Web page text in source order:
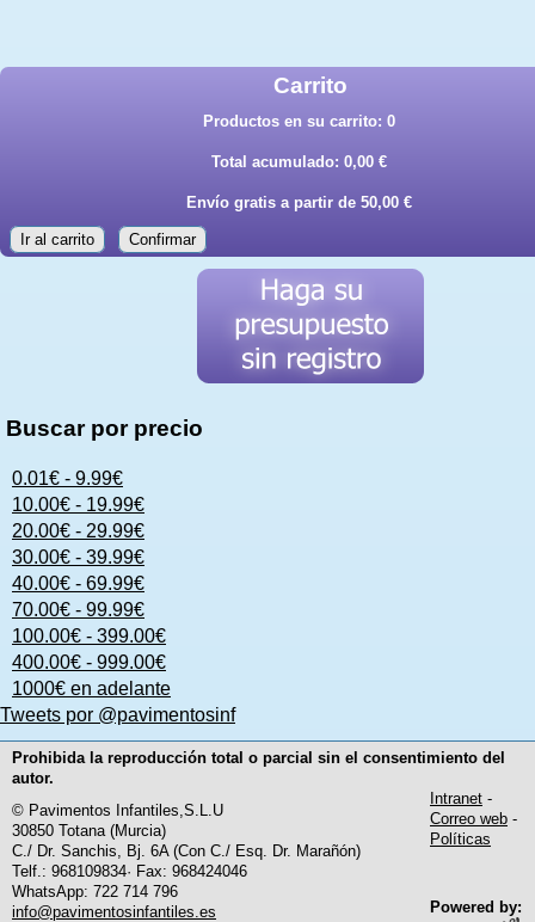
Carrito
Productos en su carrito: 0
Total acumulado: 0,00 €
Envío gratis a partir de 50,00 €
Ir al carrito Confirmar
Buscar por precio
0.01€ - 9.99€
10.00€ - 19.99€
20.00€ - 29.99€
30.00€ - 39.99€
40.00€ - 69.99€
70.00€ - 99.99€
100.00€ - 399.00€
400.00€ - 999.00€
1000€ en adelante
Tweets por @pavimentosinf
Prohibida la reproducción total o parcial sin el consentimiento del
autor.
© Pavimentos Infantiles,S.L.U
30850 Totana (Murcia)
C./ Dr. Sanchis, Bj. 6A (Con C./ Esq. Dr. Marañón)
Telf.: 968109834· Fax: 968424046
WhatsApp: 722 714 796
info@pavimentosinfantiles.es
Intranet -
Correo web -
Políticas
Powered by: